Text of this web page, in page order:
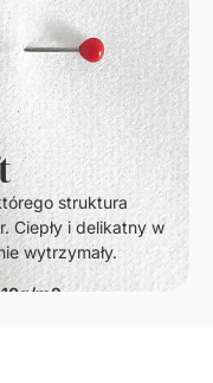
struktura
Ciepły i delikatny w
wytrzymały.
m2